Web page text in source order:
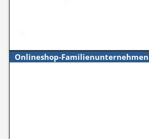
Onlineshop-